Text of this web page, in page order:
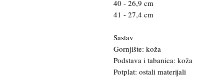
40 - 26,9 cm
41 - 27,4 cm
Sastav
Gornjište: koža
Podstava i tabanica: koža
Potplat: ostali materijali